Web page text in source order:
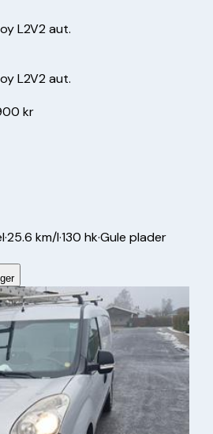
L2V2 aut.
L2V2 aut.
kr
·25.6 km/l·130 hk·Gule plader